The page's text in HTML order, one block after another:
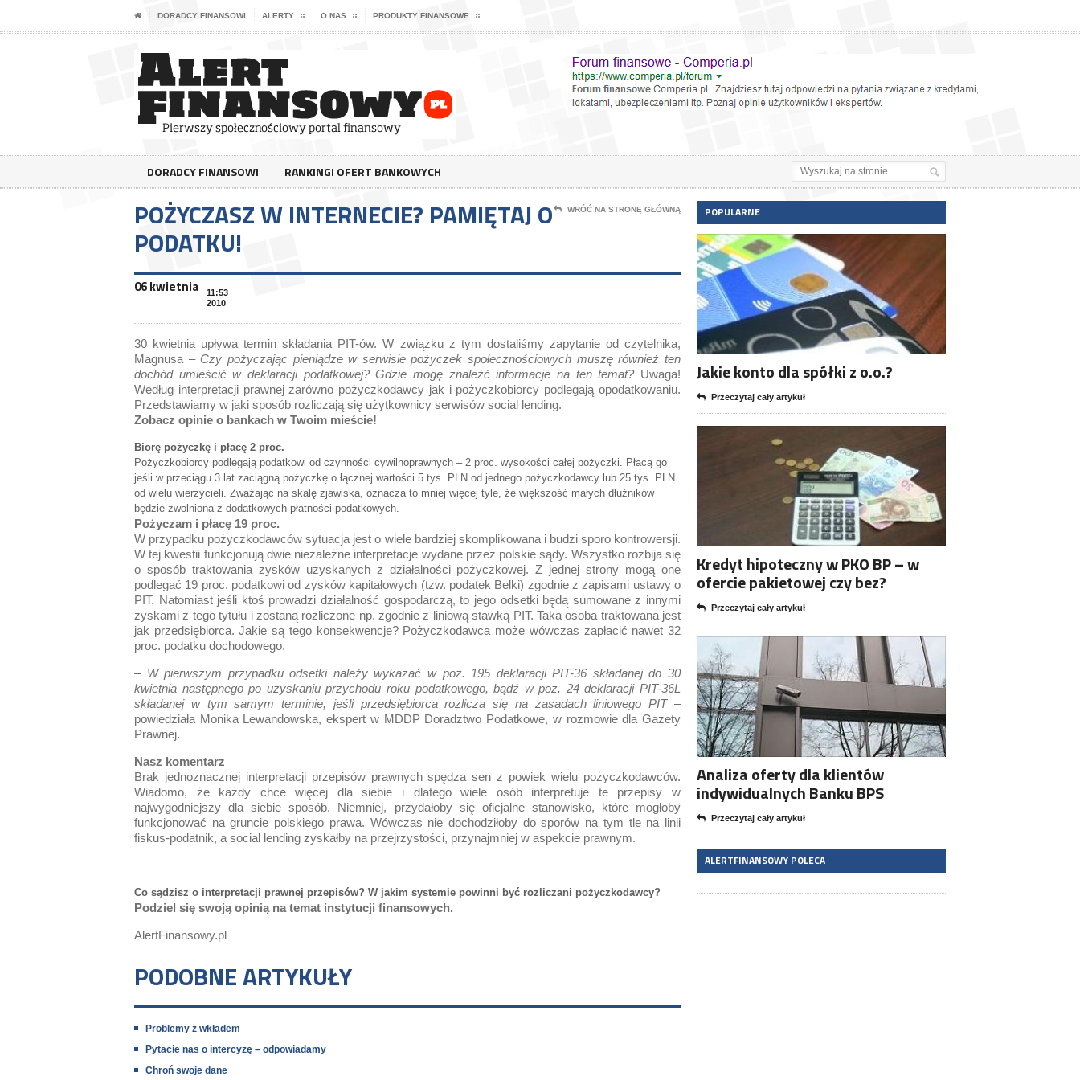
DORADCY FINANSOWI ALERTY O NAS PRODUKTY FINANSOWE
DORADCY FINANSOWI RANKINGI OFERT BANKOWYCH
POŻYCZASZ W INTERNECIE? PAMIĘTAJ O
PODATKU!
WRÓĆ NA STRONĘ GŁÓWNĄ
06 kwietnia
11:53
2010
30 kwietnia upływa termin składania PIT-ów. W związku z tym dostaliśmy zapytanie od czytelnika,
Magnusa – Czy pożyczając pieniądze w serwisie pożyczek społecznościowych muszę również ten
dochód umieścić w deklaracji podatkowej? Gdzie mogę znaleźć informacje na ten temat?Uwaga!
Według interpretacji prawnej zarówno pożyczkodawcy jak i pożyczkobiorcy podlegają opodatkowaniu.
Przedstawiamy w jaki sposób rozliczają się użytkownicy serwisów social lending.
Zobacz opinie o bankach w Twoim mieście!
Biorę pożyczkę i płacę 2 proc.
Pożyczkobiorcy podlegają podatkowi od czynności cywilnoprawnych – 2 proc. wysokości całej pożyczki. Płacą go
jeśli w przeciągu 3 lat zaciągną pożyczkę o łącznej wartości 5 tys. PLN od jednego pożyczkodawcy lub 25 tys. PLN
od wielu wierzycieli. Zważając na skalę zjawiska, oznacza to mniej więcej tyle, że większość małych dłużników
będzie zwolniona z dodatkowych płatności podatkowych.
Pożyczam i płacę 19 proc.
W przypadku pożyczkodawców sytuacja jest o wiele bardziej skomplikowana i budzi sporo kontrowersji.
W tej kwestii funkcjonują dwie niezależne interpretacje wydane przez polskie sądy. Wszystko rozbija się
o sposób traktowania zysków uzyskanych z działalności pożyczkowej. Z jednej strony mogą one
podlegać 19 proc. podatkowi od zysków kapitałowych (tzw. podatek Belki) zgodnie z zapisami ustawy o
PIT. Natomiast jeśli ktoś prowadzi działalność gospodarczą, to jego odsetki będą sumowane z innymi
zyskami z tego tytułu i zostaną rozliczone np. zgodnie z liniową stawką PIT. Taka osoba traktowana jest
jak przedsiębiorca. Jakie są tego konsekwencje? Pożyczkodawca może wówczas zapłacić nawet 32
proc. podatku dochodowego.
– W pierwszym przypadku odsetki należy wykazać w poz. 195 deklaracji PIT-36 składanej do 30
kwietnia następnego po uzyskaniu przychodu roku podatkowego, bądź w poz. 24 deklaracji PIT-36L
składanej w tym samym terminie, jeśli przedsiębiorca rozlicza się na zasadach liniowego PIT–
powiedziała Monika Lewandowska, ekspert w MDDP Doradztwo Podatkowe, w rozmowie dla Gazety
Prawnej.
Nasz komentarz
Brak jednoznacznej interpretacji przepisów prawnych spędza sen z powiek wielu pożyczkodawców.
Wiadomo, że każdy chce więcej dla siebie i dlatego wiele osób interpretuje te przepisy w
najwygodniejszy dla siebie sposób. Niemniej, przydałoby się oficjalne stanowisko, które mogłoby
funkcjonować na gruncie polskiego prawa. Wówczas nie dochodziłoby do sporów na tym tle na linii
fiskus-podatnik, a social lending zyskałby na przejrzystości, przynajmniej w aspekcie prawnym.
Co sądzisz o interpretacji prawnej przepisów? W jakim systemie powinni być rozliczani pożyczkodawcy?
Podziel się swoją opinią na temat instytucji finansowych.
AlertFinansowy.pl
PODOBNE ARTYKUŁY
Problemy z wkładem
Pytacie nas o intercyzę – odpowiadamy
Chroń swoje dane
POPULARNE
Jakie konto dla spółki z o.o.?
Przeczytaj cały artykuł
Kredyt hipoteczny w PKO BP – w
ofercie pakietowej czy bez?
Przeczytaj cały artykuł
Analiza oferty dla klientów
indywidualnych Banku BPS
Przeczytaj cały artykuł
ALERTFINANSOWY POLECA